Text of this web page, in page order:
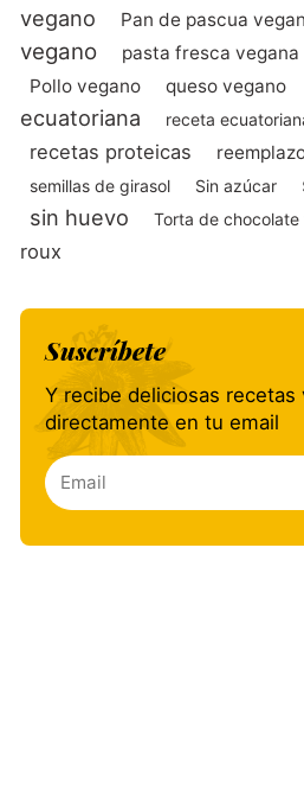
vegano
Pan de pascua
vegano
pasta fresca vegana
Pollo vegano queso vegano
ecuatoriana
receta
recetas proteicas
semillas de girasol Sin azúcar
sin huevo
Torta de chocolate
roux
Suscríbete
Y recibe deliciosas recetas
directamente en tu email